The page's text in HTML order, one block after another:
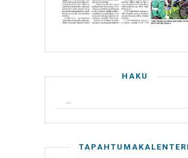
HAKU
TAPAHTUMAKALENTERI